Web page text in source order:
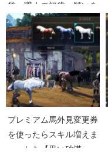
袋、職人の福袋、願いを
込めた福袋他【黒い砂漠
Part4230】
プレミアム馬外見変更券
を使ったらスキル増えま
した【黒い砂漠